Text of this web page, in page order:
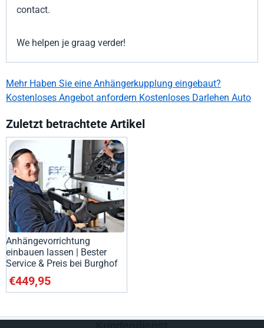
contact.
We helpen je graag verder!
Mehr Haben Sie eine Anhängerkupplung eingebaut?
Kostenloses Angebot anfordern Kostenloses Darlehen Auto
Zuletzt betrachtete Artikel
Anhängevorrichtung
einbauen lassen | Bester
Service & Preis bei Burghof
€449,95